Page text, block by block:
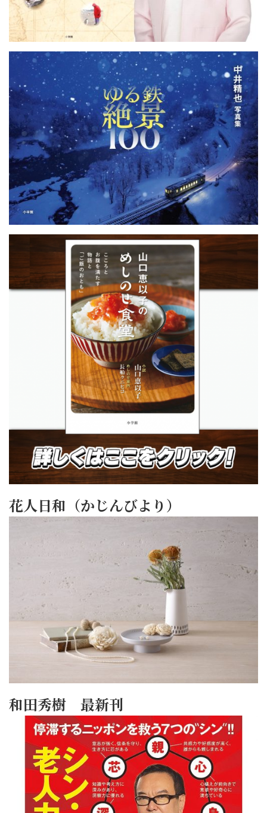
花人日和（かじんびより）
和田秀樹 最新刊